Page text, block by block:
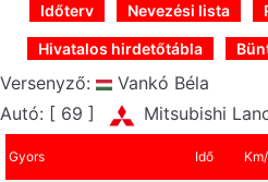
Időterv Nevezési lista
Hivatalos hirdetőtábla
Versenyző:
Vankó Béla
Autó: [ 69 ]
Mitsubishi
Gyors Idő